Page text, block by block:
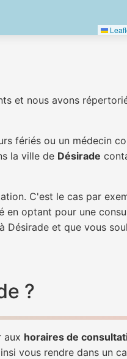
et nous avons
fériés ou un médecin
la ville de Désirade
C'est le cas par
en optant pour une
Désirade et que vous
?
aux horaires de
vous rendre dans un